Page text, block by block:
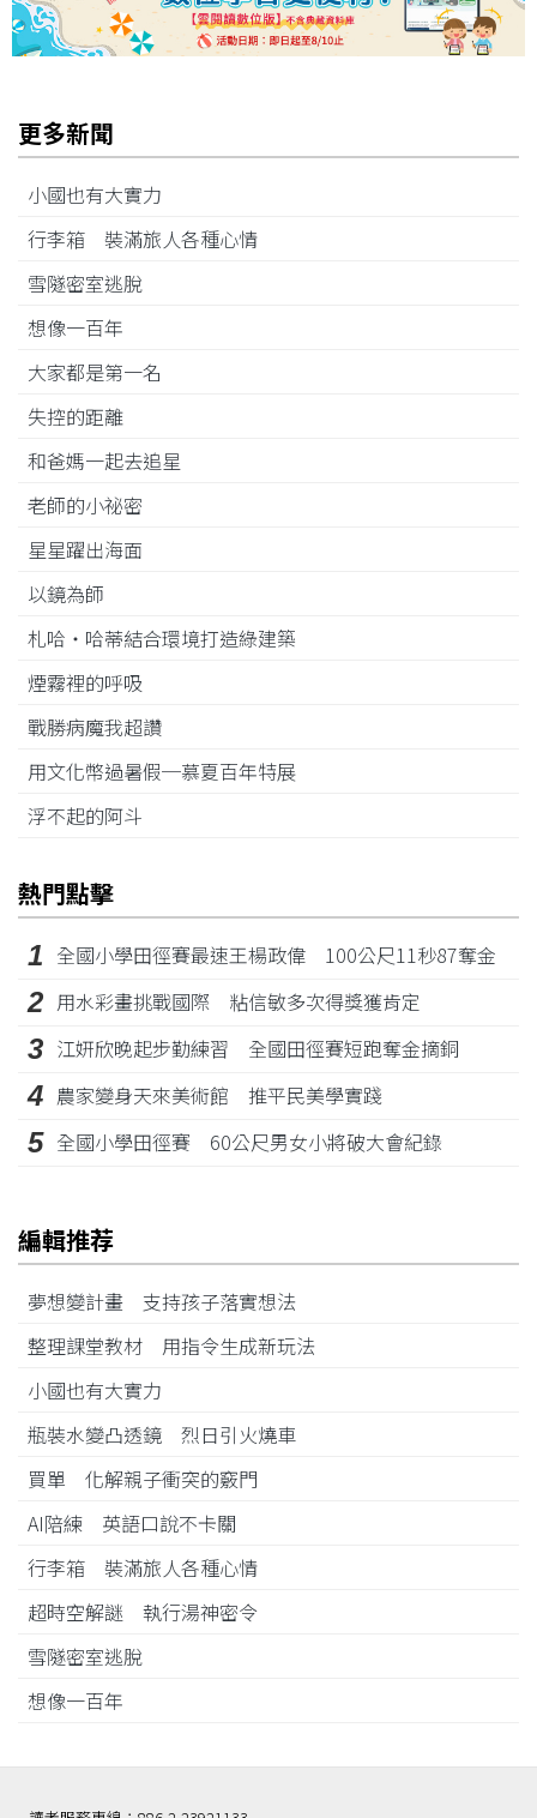
更多新聞
小國也有大實力
行李箱 裝滿旅人各種心情
雪隧密室逃脫
想像一百年
大家都是第一名
失控的距離
和爸媽一起去追星
老師的小祕密
星星躍出海面
以鏡為師
札哈‧哈蒂結合環境打造綠建築
煙霧裡的呼吸
戰勝病魔我超讚
用文化幣過暑假─慕夏百年特展
浮不起的阿斗
熱門點擊
1 全國小學田徑賽最速王楊政偉 100公尺11秒87奪金
2 用水彩畫挑戰國際 粘信敏多次得獎獲肯定
3 江姸欣晚起步勤練習 全國田徑賽短跑奪金摘銅
4 農家變身天來美術館 推平民美學實踐
5 全國小學田徑賽 60公尺男女小將破大會紀錄
編輯推荐
夢想變計畫 支持孩子落實想法
整理課堂教材 用指令生成新玩法
小國也有大實力
瓶裝水變凸透鏡 烈日引火燒車
買單 化解親子衝突的竅門
AI陪練 英語口說不卡關
行李箱 裝滿旅人各種心情
超時空解謎 執行湯神密令
雪隧密室逃脫
想像一百年